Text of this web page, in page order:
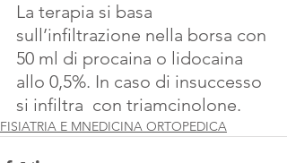
La terapia si basa
sull’infiltrazione nella borsa con
50 ml di procaina o lidocaina
allo 0,5%. In caso di insuccesso
si infiltra  con triamcinolone.
FISIATRIA E MNEDICINA ORTOPEDICA